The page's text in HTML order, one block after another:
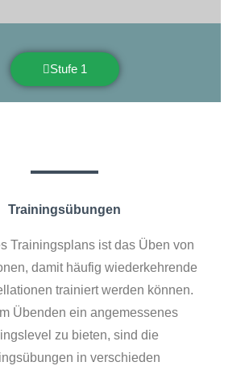
Trainingsübungen
Trainingsplans ist das Üben von
damit häufig wiederkehrende
trainiert werden können.
Übenden ein angemessenes
zu bieten, sind die
in verschieden
Stufe 1